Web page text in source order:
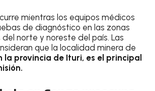
mientras los equipos médicos
de diagnóstico en las zonas
norte y noreste del país. Las
que la localidad minera de
la provincia de Ituri, es el principal